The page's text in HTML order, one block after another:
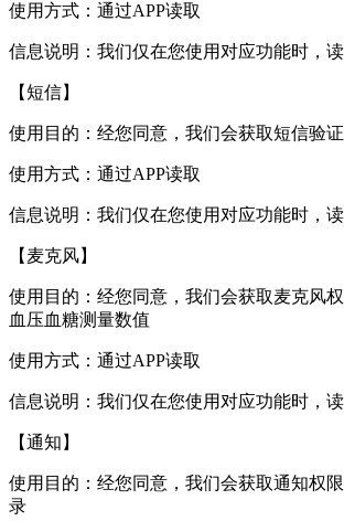
使用方式：通过APP读取
信息说明：我们仅在您使用对应功能时，
【短信】
使用目的：经您同意，我们会获取短信验证
使用方式：通过APP读取
信息说明：我们仅在您使用对应功能时，读
【麦克风】
使用目的：经您同意，我们会获取麦克风
血压血糖测量数值
使用方式：通过APP读取
信息说明：我们仅在您使用对应功能时，读
【通知】
使用目的：经您同意，我们会获取通知权
录